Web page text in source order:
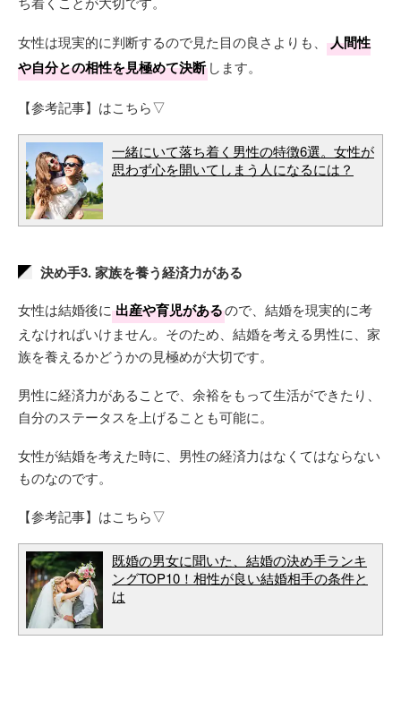
女性は現実的に判断するので見た目の良さよりも、
人間性
や自分との相性を見極めて決断 します。
【参考記事】はこちら▽
一緒にいて落ち着く男性の特徴6選。女性が
思わず心を開いてしまう人になるには？
決め手3. 家族を養う経済力がある
女性は結婚後に 出産や育児があるので、結婚を現実的に考
えなければいけません。そのため、結婚を考える男性に、家
族を養えるかどうかの見極めが大切です。
男性に経済力があることで、余裕をもって生活ができたり、
自分のステータスを上げることも可能に。
女性が結婚を考えた時に、男性の経済力はなくてはならない
ものなのです。
【参考記事】はこちら▽
既婚の男女に聞いた、結婚の決め手ランキ
ングTOP10！相性が良い結婚相手の条件と
は